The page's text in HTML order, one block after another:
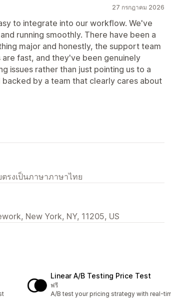
27 กรกฎาคม 2026
to integrate into our workflow. We've
running smoothly. There have been a
major and honestly, the support team
are fast, and they've been genuinely
issues rather than just pointing us to a
by a team that clearly cares about
รงเป็นภาษาภาษาไทย
New York, NY, 11205, US
Linear A/B Testing Price Test
ฟรี
A/B test your pricing strategy with real-